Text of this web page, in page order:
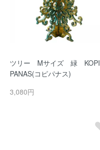
ツリー Mサイズ 緑 KOPI
PANAS(コピパナス)
3,080円